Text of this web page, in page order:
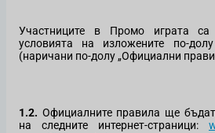
Участниците в Промо играта
условията на изложените по-
(наричани по-долу „Официални
1.2. Официалните правила ще
на следните интернет-страници: